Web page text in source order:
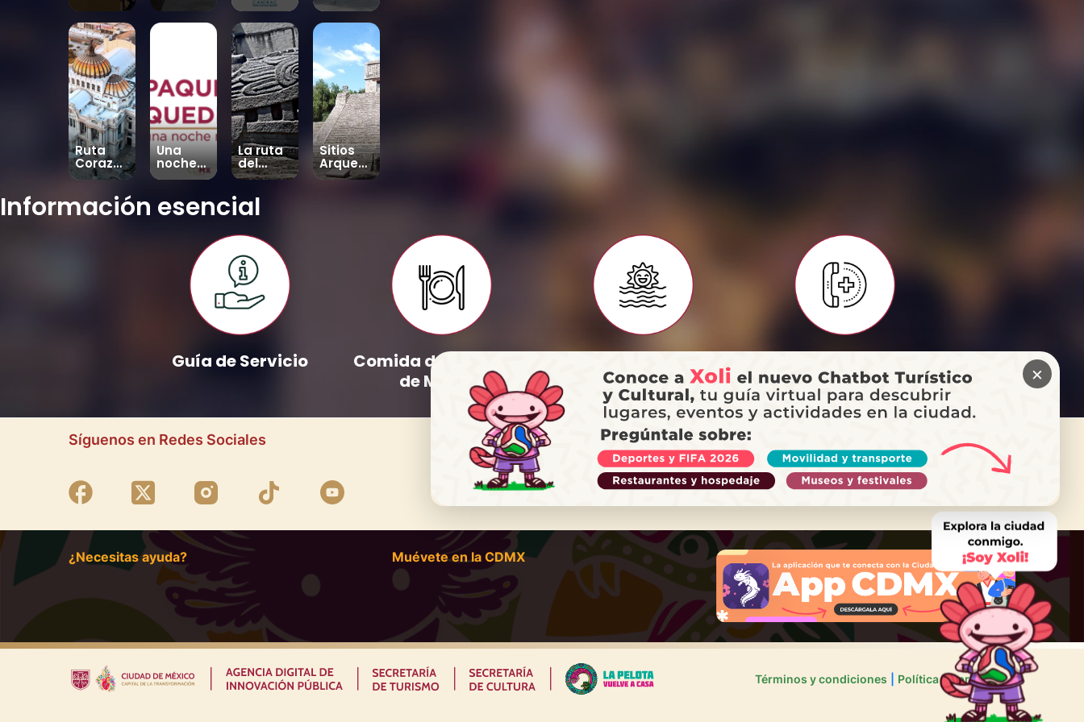
a de
museos
autobú
s
ntos en
Hosped
aje
barrios
Ruta
Corazón
de
Una
noche
más
La ruta
del
México
Sitios
Arqueol
ógicos
Información esencial
Guía de Servicio
Comida de la Ciudad
de México
Predicción del clima
Síguenos en Redes Sociales
¿NECESITAS AYUDA?
Llama a Locatel
¿Necesitas ayuda? Muévete en la CDMX
Términos y condiciones Política de privacidad
×